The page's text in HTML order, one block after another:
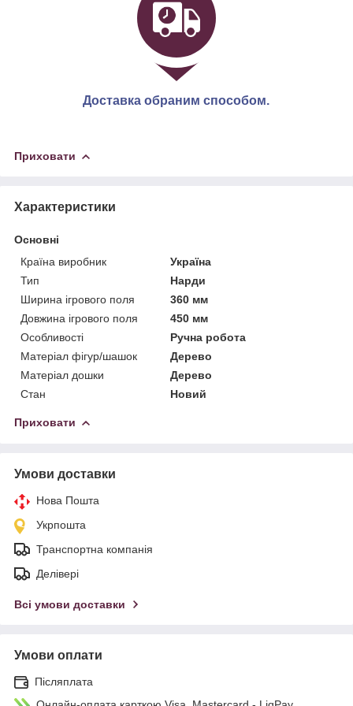
Доставка обраним способом.
Приховати
Характеристики
Основні
Країна виробник
Україна
Тип
Нарди
Ширина ігрового поля
360 мм
Довжина ігрового поля
450 мм
Особливості
Ручна робота
Матеріал фігур/шашок
Дерево
Матеріал дошки
Дерево
Стан
Новий
Приховати
Умови доставки
Нова Пошта
Укрпошта
Транспортна компанія
Делівері
Всі умови доставки
Умови оплати
Післяплата